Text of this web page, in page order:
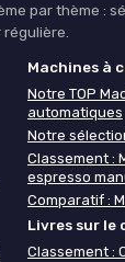
par thème :
Machines à
Notre TOP
automatiques
Notre
Classement :
espresso
Comparatif :
Livres sur le
Classement :